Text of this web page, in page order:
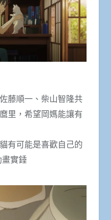
藤順一、柴山智隆共
里，希望岡媽能讓有
有可能是喜歡自己的
實錘